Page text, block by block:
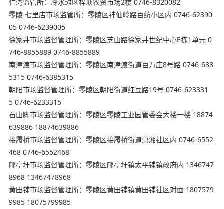
仁湾监管所：冷水滩区梓塘农贸市场2楼 0746-8320082
零陵 七里店市场监管所：零陵区神仙岭路百纺小区内 0746-62390
05 0746-6239005
徐家井市场监督管理所：零陵区芝山路徐家井世纪中心E栋1单元 0
746-8855889 0746-8855889
南津渡市场监督管理所：零陵区南津渡街道百万庄8号路 0746-638
5315 0746-6385315
朝阳市场监督管理所：零陵区朝阳街道红豆路19号 0746-623331
5 0746-6233315
石山脚市场监督管理所：零陵区零陵工业园管委会大楼一楼 18874
639886 18874639886
接履桥市场监督管理所：零陵区接履桥街道潇湘社区内 0746-6552
468 0746-6552468
邮亭圩市场监督管理所：零陵区邮亭圩镇太平铺镇政府内 1346747
8968 13467478968
黄田铺市场监督管理所：零陵区黄田铺镇黄田铺社区对面 1807579
9985 18075799985